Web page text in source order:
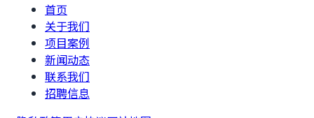
首页
关于我们
项目案例
新闻动态
联系我们
招聘信息